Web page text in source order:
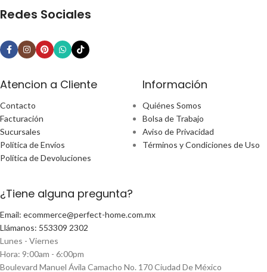
Redes Sociales
Atencion a Cliente
Contacto
Facturación
Sucursales
Política de Envíos
Política de Devoluciones
Información
Quiénes Somos
Bolsa de Trabajo
Aviso de Privacidad
Términos y Condiciones de Uso
¿Tiene alguna pregunta?
Email: ecommerce@perfect-home.com.mx
Llámanos: 553309 2302
Lunes - Viernes
Hora: 9:00am - 6:00pm
Boulevard Manuel Ávila Camacho No. 170 Ciudad De México